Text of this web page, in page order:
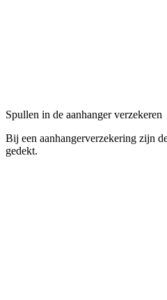
Spullen in de aanhanger verzekeren
Bij een aanhangerverzekering zijn
gedekt.